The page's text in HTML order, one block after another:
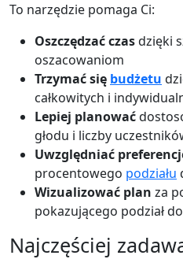
To narzędzie pomaga Ci:
Oszczędzać czasdzięki
oszacowaniom
Trzymać się budżetu
całkowitych i
Lepiej planować
głodu i liczby
Uwzględniać
procentowego podziału
Wizualizować plan za
pokazującego podział
Najczęściej